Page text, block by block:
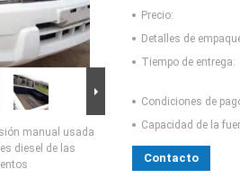
manual usada
diesel de las
Precio:
Detalles de
Tiempo de entrega:
Condiciones de
Capacidad de la
Contacto